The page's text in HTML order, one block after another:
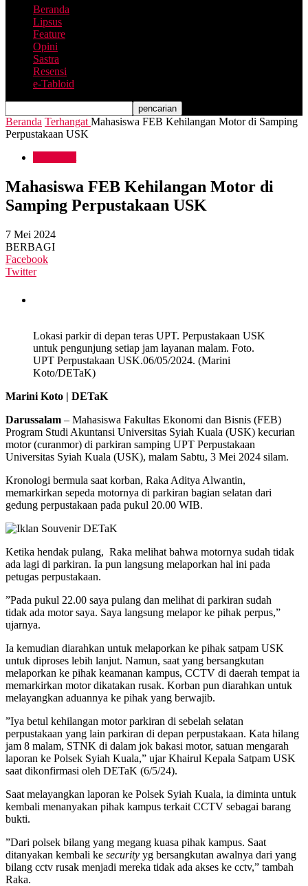
Beranda
Lipsus
Feature
Opini
Sastra
Resensi
e-Tabloid
Beranda Terhangat Mahasiswa FEB Kehilangan Motor di Samping
Perpustakaan USK
Mahasiswa FEB Kehilangan Motor di
Samping Perpustakaan USK
7 Mei 2024
BERBAGI
Facebook
Twitter
Lokasi parkir di depan teras UPT. Perpustakaan USK
untuk pengunjung setiap jam layanan malam. Foto.
UPT Perpustakaan USK.06/05/2024. (Marini
Koto/DETaK)
Marini Koto | DETaK
Darussalam – Mahasiswa Fakultas Ekonomi dan Bisnis (FEB)
Program Studi Akuntansi Universitas Syiah Kuala (USK) kecurian
motor (curanmor) di parkiran samping UPT Perpustakaan
Universitas Syiah Kuala (USK), malam Sabtu, 3 Mei 2024 silam.
Kronologi bermula saat korban, Raka Aditya Alwantin,
memarkirkan sepeda motornya di parkiran bagian selatan dari
gedung perpustakaan pada pukul 20.00 WIB.
Ketika hendak pulang, Raka melihat bahwa motornya sudah tidak
ada lagi di parkiran. Ia pun langsung melaporkan hal ini pada
petugas perpustakaan.
”Pada pukul 22.00 saya pulang dan melihat di parkiran sudah
tidak ada motor saya. Saya langsung melapor ke pihak perpus,”
ujarnya.
Ia kemudian diarahkan untuk melaporkan ke pihak satpam USK
untuk diproses lebih lanjut. Namun, saat yang bersangkutan
melaporkan ke pihak keamanan kampus, CCTV di daerah tempat ia
memarkirkan motor dikatakan rusak. Korban pun diarahkan untuk
melayangkan aduannya ke pihak yang berwajib.
”Iya betul kehilangan motor parkiran di sebelah selatan
perpustakaan yang lain parkiran di depan perpustakaan. Kata hilang
jam 8 malam, STNK di dalam jok bakasi motor, satuan mengarah
laporan ke Polsek Syiah Kuala,” ujar Khairul Kepala Satpam USK
saat dikonfirmasi oleh DETaK (6/5/24).
Saat melayangkan laporan ke Polsek Syiah Kuala, ia diminta untuk
kembali menanyakan pihak kampus terkait CCTV sebagai barang
bukti.
”Dari polsek bilang yang megang kuasa pihak kampus. Saat
ditanyakan kembali ke security yg bersangkutan awalnya dari yang
bilang cctv rusak menjadi mereka tidak ada akses ke cctv,” tambah
Raka.